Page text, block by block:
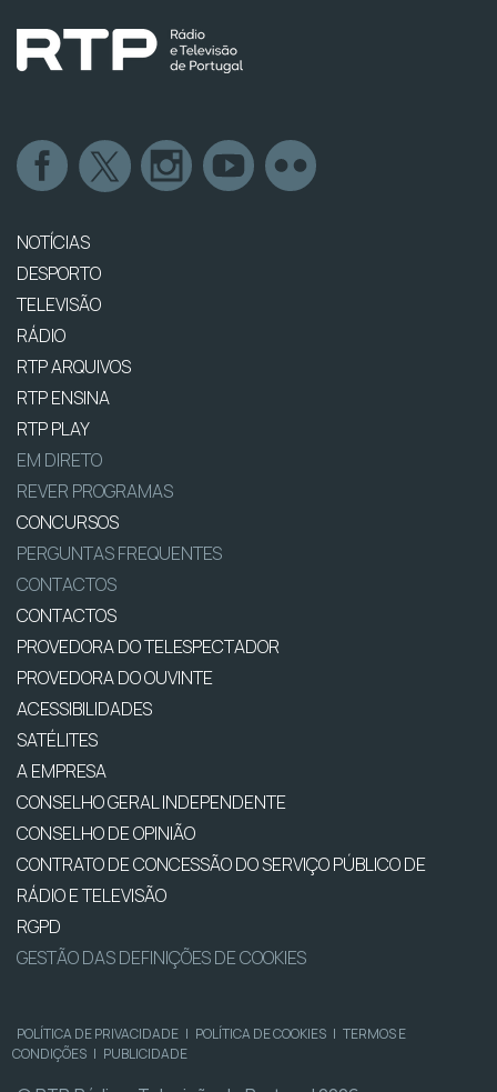
NOTÍCIAS
DESPORTO
TELEVISÃO
RÁDIO
RTP ARQUIVOS
RTP ENSINA
RTP PLAY
EM DIRETO
REVER PROGRAMAS
CONCURSOS
PERGUNTAS FREQUENTES
CONTACTOS
CONTACTOS
PROVEDORA DO TELESPECTADOR
PROVEDORA DO OUVINTE
ACESSIBILIDADES
SATÉLITES
A EMPRESA
CONSELHO GERAL INDEPENDENTE
CONSELHO DE OPINIÃO
CONTRATO DE CONCESSÃO DO SERVIÇO PÚBLICO DE
RÁDIO E TELEVISÃO
RGPD
GESTÃO DAS DEFINIÇÕES DE COOKIES
POLÍTICA DE PRIVACIDADE | POLÍTICA DE COOKIES | TERMOS E
CONDIÇÕES | PUBLICIDADE